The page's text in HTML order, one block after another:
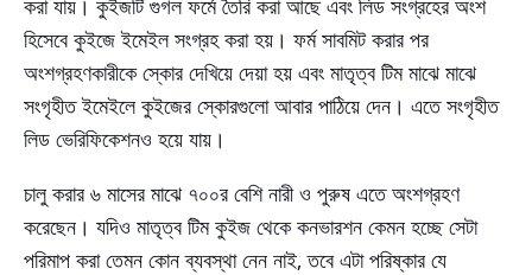
করা যায়। কুইজটি গুগল ফর্মে তৈরি করা আছে এবং লিড সংগ্রহের অংশ
হিসেবে কুইজে ইমেইল সংগ্রহ করা হয়। ফর্ম সাবমিট করার পর
অংশগ্রহণকারীকে স্কোর দেখিয়ে দেয়া হয় এবং মাতৃত্ব টিম মাঝে মাঝে
সংগৃহীত ইমেইলে কুইজের স্কোরগুলো আবার পাঠিয়ে দেন। এতে সংগৃহীত
লিড ভেরিফিকেশনও হয়ে যায়।
চালু করার ৬ মাসের মাঝে ৭০০র বেশি নারী ও পুরুষ এতে অংশগ্রহণ
করেছেন। যদিও মাতৃত্ব টিম কুইজ থেকে কনভারশন কেমন হচ্ছে সেটা
পরিমাপ করা তেমন কোন ব্যবস্থা নেন নাই, তবে এটা পরিষ্কার যে